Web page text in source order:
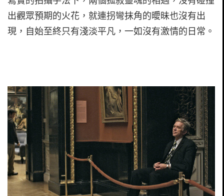
出觀眾預期的火花，就連拐彎抹角的曖昧也沒有出
現，自始至終只有淺淡平凡，一如沒有激情的日常。